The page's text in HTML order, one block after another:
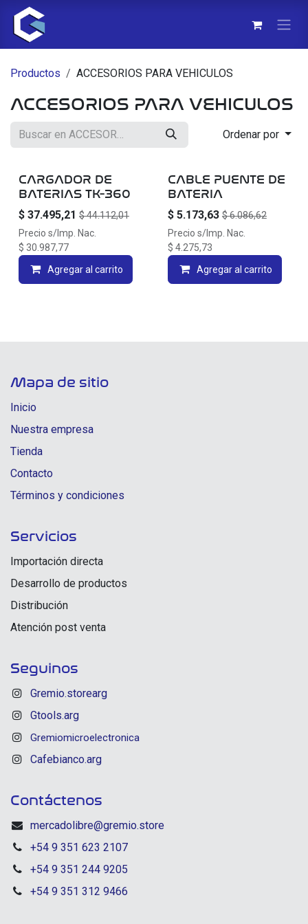
Ir al contenido
Productos ACCESORIOS PARA VEHICULOS
ACCESORIOS PARA VEHICULOS
Ordenar por
20% OFF
CARGADOR DE
BATERIAS TK-360
$ 37.495,21 $44.112,01
Precio s/Imp. Nac.
$ 30.987,77
Agregar al carrito
CABLE PUENTE DE
BATERIA
$ 5.173,63 $6.086,62
Precio s/Imp. Nac.
$ 4.275,73
Agregar al carrito
Mapa de sitio
Inicio
Nuestra empresa
Tienda
Contacto
Términos y condiciones
Servicios
Importación directa
Desarrollo de productos
Distribución
Atención post venta
Seguinos
Gremio.storearg
Gtools.arg
Gremiomicroelectronica
Cafebianco.arg
Contáctenos
mercadolibre@gremio.store
+54 9 351 623 2107
+54 9 351 244 9205
+54 9 351 312 9466